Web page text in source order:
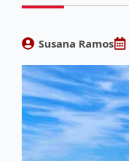
Susana Ramos